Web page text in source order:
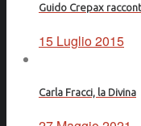
Guido Crepax
15 Luglio 2015
Carla Fracci, la Divina